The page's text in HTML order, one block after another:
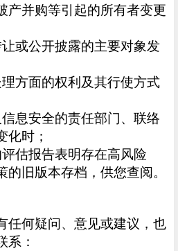
产并购等引起的所有者变更
或公开披露的主要对象发
方面的权利及其行使方式
息安全的责任部门、联络
化时；
估报告表明存在高风险
的旧版本存档，供您查阅。
任何疑问、意见或建议，也
系：